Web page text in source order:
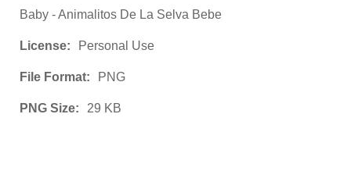
Baby - Animalitos De La Selva Bebe
License: Personal Use
File Format: PNG
PNG Size: 29 KB